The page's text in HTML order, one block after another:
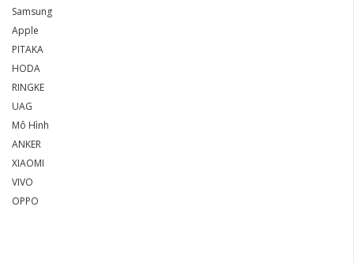
Samsung
Apple
PITAKA
HODA
RINGKE
UAG
Mô Hình
ANKER
XIAOMI
VIVO
OPPO